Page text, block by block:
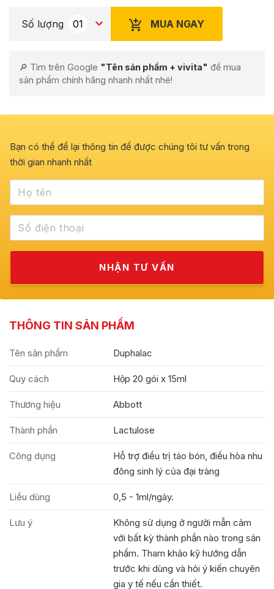
Số lượng MUA NGAY
🔎 Tìm trên Google "Tên sản phẩm + vivita" để mua
sản phẩm chính hãng nhanh nhất nhé!
Bạn có thể để lại thông tin để được chúng tôi tư vấn trong
thời gian nhanh nhất
THÔNG TIN SẢN PHẨM
Tên sản phẩm Duphalac
Quy cách Hộp 20 gói x 15ml
Thương hiệu Abbott
Thành phần Lactulose
Công dụng
Hỗ trợ điều trị táo bón, điều hòa nhu
đông sinh lý của đại tràng
Liều dùng 0,5 - 1ml/ngày.
Lưu ý
Không sử dụng ở người mẫn cảm
với bất kỳ thành phần nào trong sản
phẩm. Tham khảo kỹ hướng dẫn
trước khi dùng và hỏi ý kiến chuyên
gia y tế nếu cần thiết.